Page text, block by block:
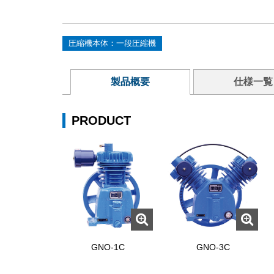
圧縮機本体：一段圧縮機
製品概要 仕様一覧
PRODUCT
GNO-1C GNO-3C